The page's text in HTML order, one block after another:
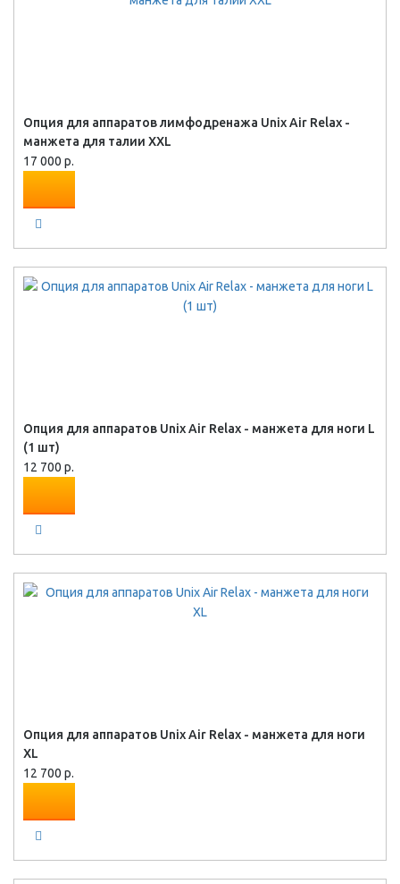
Опция для аппаратов лимфодренажа Unix Air Relax -
манжета для талии XXL
17 000 р.
Опция для аппаратов Unix Air Relax - манжета для ноги L
(1 шт)
12 700 р.
Опция для аппаратов Unix Air Relax - манжета для ноги
XL
12 700 р.